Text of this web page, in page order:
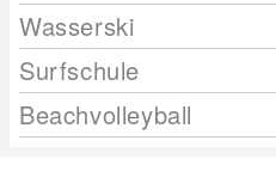
Wasserski
Surfschule
Beachvolleyball